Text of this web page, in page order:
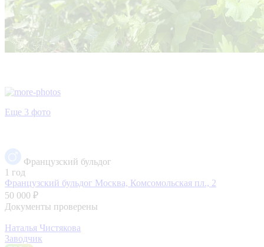
Еще 3 фото
Французский бульдог
1 год
Французский бульдог Москва, Комсомольская пл., 2
50 000 ₽
Документы проверены
Наталья Чистякова
Заводчик